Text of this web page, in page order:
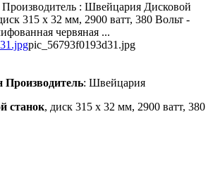
Производитель : Швейцария Дисковой
315 х 32 мм, 2900 ватт, 380 Вольт -
червяная ...
pic_56793f0193d31.jpg
Производитель: Швейцария
станок, диск 315 х 32 мм, 2900 ватт, 380